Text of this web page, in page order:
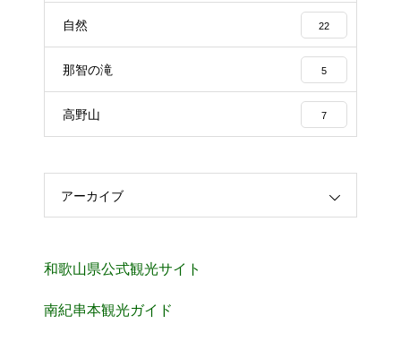
自然 22
那智の滝 5
高野山 7
アーカイブ
和歌山県公式観光サイト
南紀串本観光ガイド